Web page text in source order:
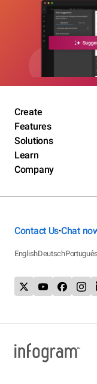
Create
Features
Solutions
Learn
Company
Contact Us•Chat
EnglishDeutschPortuguês